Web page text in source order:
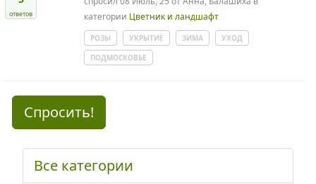
ответов
категории Цветник и ландшафт
РОЗЫ УКРЫТИЕ ЗИМА
УХОД
ПОДМОСКОВЬЕ
Спросить!
Все категории